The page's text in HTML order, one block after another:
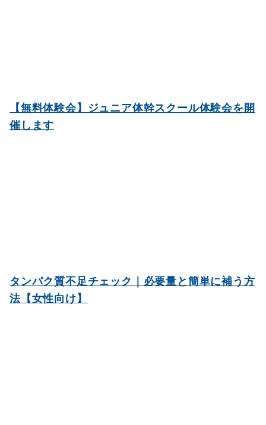
【無料体験会】ジュニア体幹スクール体験会を開
催します
タンパク質不足チェック｜必要量と簡単に補う方
法【女性向け】